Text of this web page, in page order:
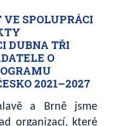
SPOLUPRÁCI
DUBNA TŘI
O
2021–2027
a Brně jsme
organizací, které